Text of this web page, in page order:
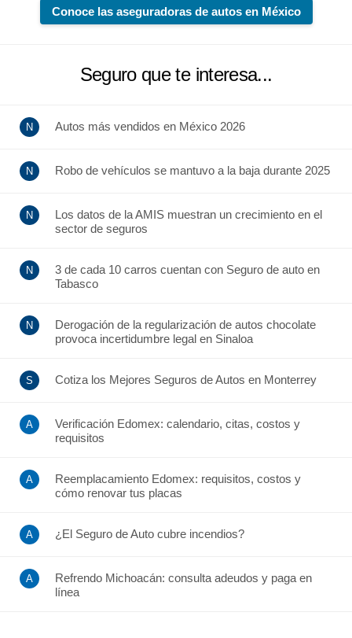
Conoce las aseguradoras de autos en México
Seguro que te interesa...
Autos más vendidos en México 2026
Robo de vehículos se mantuvo a la baja durante 2025
Los datos de la AMIS muestran un crecimiento en el
sector de seguros
3 de cada 10 carros cuentan con Seguro de auto en
Tabasco
Derogación de la regularización de autos chocolate
provoca incertidumbre legal en Sinaloa
Cotiza los Mejores Seguros de Autos en Monterrey
Verificación Edomex: calendario, citas, costos y
requisitos
Reemplacamiento Edomex: requisitos, costos y
cómo renovar tus placas
¿El Seguro de Auto cubre incendios?
Refrendo Michoacán: consulta adeudos y paga en
línea